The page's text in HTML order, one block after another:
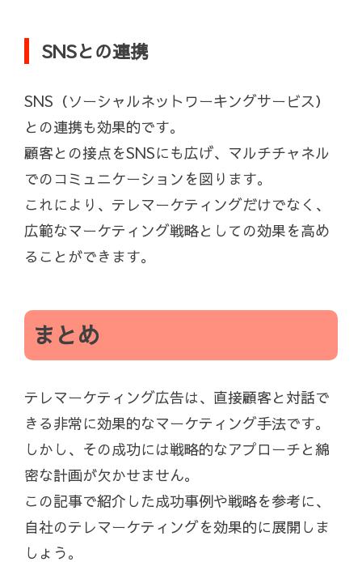
SNSとの連携
SNS（ソーシャルネットワーキングサービス）
との連携も効果的です。
顧客との接点をSNSにも広げ、マルチチャネル
でのコミュニケーションを図ります。
これにより、テレマーケティングだけでなく、
広範なマーケティング戦略としての効果を高め
ることができます。
まとめ
テレマーケティング広告は、直接顧客と対話で
きる非常に効果的なマーケティング手法です。
しかし、その成功には戦略的なアプローチと綿
密な計画が欠かせません。
この記事で紹介した成功事例や戦略を参考に、
自社のテレマーケティングを効果的に展開しま
しょう。